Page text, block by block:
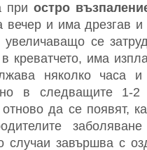
при остро
вечер и има дрезгав
се
креватчето, има
няколко часа
в следващите 1-2
да се появят,
случаи завършва с